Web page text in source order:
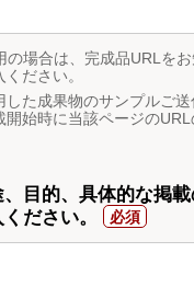
の場合は、完成品URLを
ださい。
た成果物のサンプルご送
開始時に当該ページの
、目的、具体的な掲
ださい。